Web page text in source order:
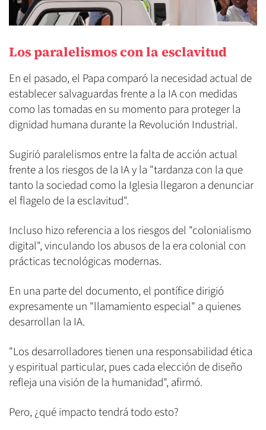
Los paralelismos con la esclavitud
En el pasado, el Papa comparó la necesidad actual de
establecer salvaguardas frente a la IA con medidas
como las tomadas en su momento para proteger la
dignidad humana durante la Revolución Industrial.
Sugirió paralelismos entre la falta de acción actual
frente a los riesgos de la IA y la "tardanza con la que
tanto la sociedad como la Iglesia llegaron a denunciar
el flagelo de la esclavitud".
Incluso hizo referencia a los riesgos del "colonialismo
digital", vinculando los abusos de la era colonial con
prácticas tecnológicas modernas.
En una parte del documento, el pontífice dirigió
expresamente un "llamamiento especial" a quienes
desarrollan la IA.
"Los desarrolladores tienen una responsabilidad ética
y espiritual particular, pues cada elección de diseño
refleja una visión de la humanidad", afirmó.
Pero, ¿qué impacto tendrá todo esto?